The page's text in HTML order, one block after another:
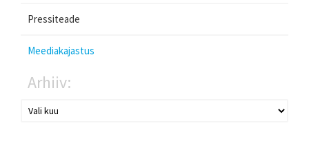
Pressiteade
Meediakajastus
Arhiiv: